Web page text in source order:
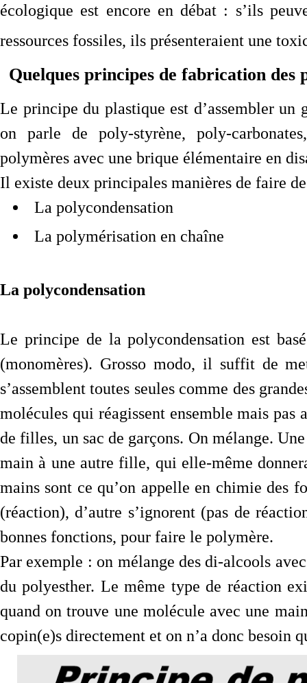
écologique est encore en débat : s’ils
ressources fossiles, ils présenteraient une
Quelques principes de fabrication des
Le principe du plastique est d’assembler
on parle de poly-styrène, poly-
polymères avec une brique élémentaire en
Il existe deux principales manières de faire
La polycondensation
La polymérisation en chaîne
La polycondensation
Le principe de la polycondensation est
(monomères). Grosso modo, il suffit de
s’assemblent toutes seules comme des
molécules qui réagissent ensemble mais
de filles, un sac de garçons. On mélange.
main à une autre fille, qui elle-même
mains sont ce qu’on appelle en chimie des
(réaction), d’autre s’ignorent (pas de
bonnes fonctions, pour faire le polymère.
Par exemple : on mélange des di-alcools
du polyesther. Le même type de réaction
quand on trouve une molécule avec une
copin(e)s directement et on n’a donc besoin